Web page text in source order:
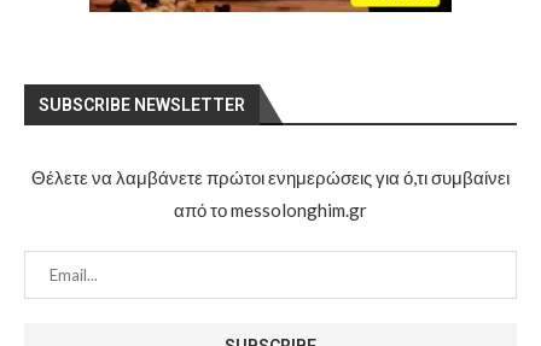
SUBSCRIBE NEWSLETTER
Θέλετε να λαμβάνετε πρώτοι ενημερώσεις για ό,τι συμβαίνει
από το messolonghim.gr